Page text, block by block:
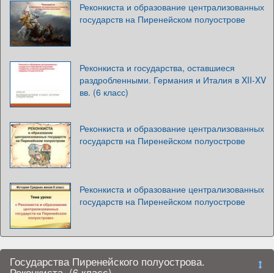
Реконкиста и образование централизованных
государств на Пиренейском полуострове
Реконкиста и государства, оставшиеся
раздробленными. Германия и Италия в XII-XV
вв. (6 класс)
Реконкиста и образование централизованных
государств на Пиренейском полуострове
Реконкиста и образование централизованных
государств на Пиренейском полуострове
Государства Пиренейского полуострова.